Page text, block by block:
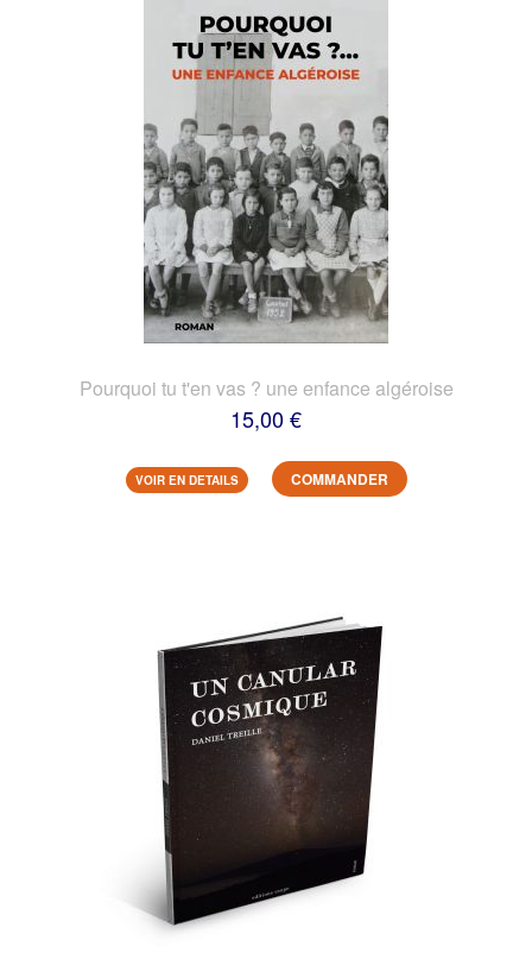
Pourquoi tu t'en vas ? une enfance algéroise
15,00 €
VOIR EN DETAILS COMMANDER